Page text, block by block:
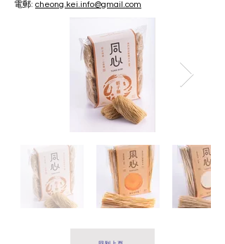
電郵: cheong.kei.info@gmail.com